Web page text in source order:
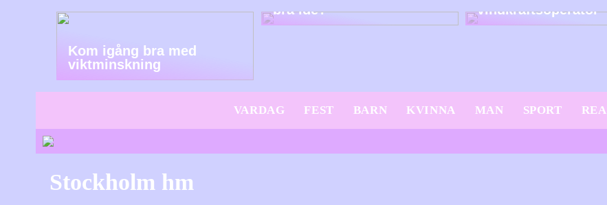
Kom igång bra med
viktminskning
bra idé?
vindkraftsoperatör
VARDAG FEST BARN KVINNA MAN SPORT REA
Stockholm hm